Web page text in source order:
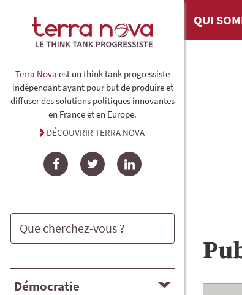
Terra Nova est un think tank progressiste
indépendant ayant pour but de produire et
diffuser des solutions politiques innovantes
en France et en Europe.
DÉCOUVRIR TERRA NOVA
FacebookTwitterLinkedIn
Démocratie
QUI